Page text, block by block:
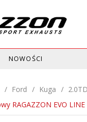
NOWOŚCI
Ford Kuga
RAGAZZON EVO